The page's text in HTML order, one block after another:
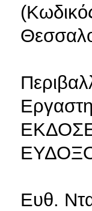
Ευθ.